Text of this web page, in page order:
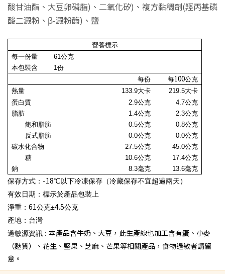
酸甘油酯、大豆卵磷脂)、二氧化矽)、複方黏稠劑(羥丙基磷
酸二澱粉、β-澱粉酶)、鹽
營養標示
每一份量
61公克
本包裝含
1份
每份
每100公克
熱量
133.9大卡 219.5大卡
蛋白質
2.9公克 4.7公克
脂肪
1.4公克
2.3公克
飽和脂肪
0.5公克 0.8公克
反式脂肪
0.0公克 0.0公克
碳水化合物
27.5公克 45.0公克
糖
10.6公克
17.4公克
鈉
8.3毫克 13.6毫克
保存方式： -18℃以下冷凍保存（冷藏保存不宜超過兩天）
有效日期：標示於產品包裝上
淨重： 61公克±4.5公克
產地 ： 台灣
過敏源資訊 : 本產品含牛奶、大豆，此生產線也加工含有蛋、小麥
（麩質）、花生、堅果、芝麻、芒果等相關產品，食物過敏者請留
意。